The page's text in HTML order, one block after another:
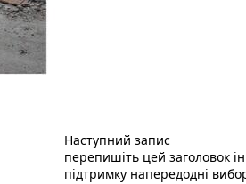
Наступний записНаступний
перепишіть цей заголовок
підтримку напередодні